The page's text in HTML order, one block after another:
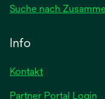
Suche nach
Info
Kontakt
Partner Portal Login